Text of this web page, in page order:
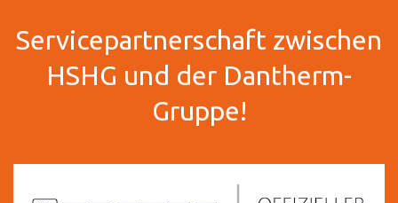
Servicepartnerschaft zwischen
HSHG und der Dantherm-
Gruppe!